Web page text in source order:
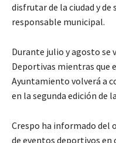
disfrutar de la ciudad y de
responsable municipal.
Durante julio y agosto se
Deportivas mientras que
Ayuntamiento volverá a
en la segunda edición de
Crespo ha informado del
de eventos deportivos en